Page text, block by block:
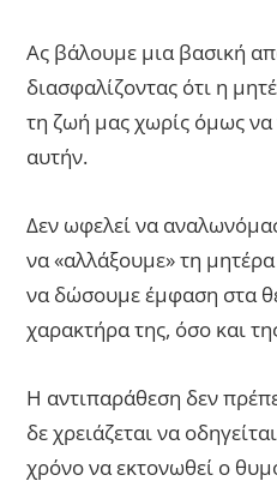
Ας βάλουμε μια βασική
διασφαλίζοντας ότι η
τη ζωή μας χωρίς όμως
αυτήν.
Δεν ωφελεί να
να «αλλάξουμε» τη
να δώσουμε έμφαση στα
χαρακτήρα της, όσο και
Η αντιπαράθεση δεν
δε χρειάζεται να
χρόνο να εκτονωθεί ο